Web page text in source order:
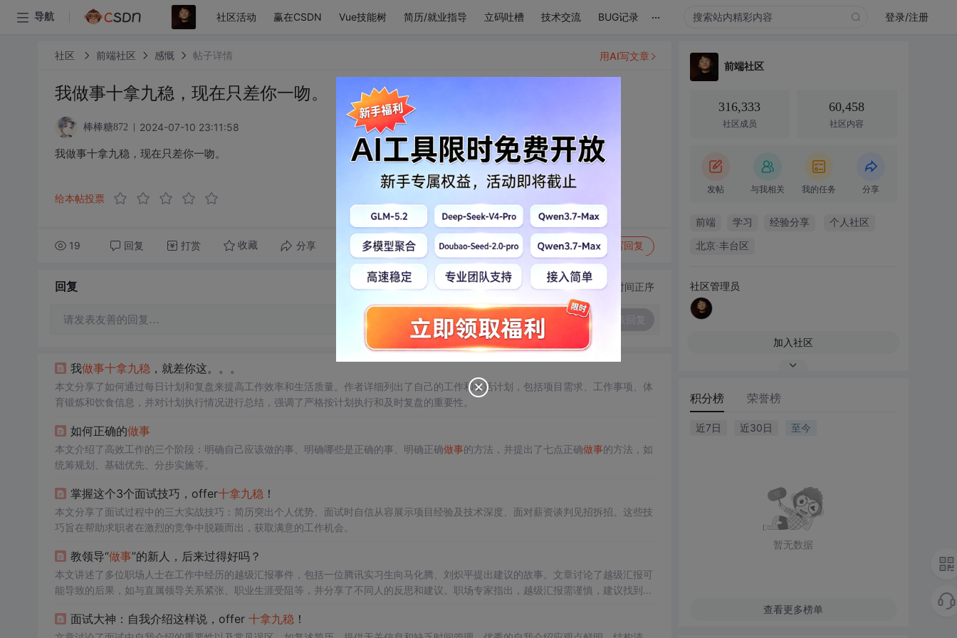
导航 社区活动 赢在CSDN Vue技能树 简历/就业指导 立码吐槽 技术交流 BUG记录 ... 登录/注册
社区 前端社区 感慨 帖子详情
我做事十拿九稳，现在只差你一吻。
棒棒糖872 2024-07-10 23:11:58
我做事十拿九稳，现在只差你一吻。
给本帖投票
19 回复 打赏 收藏 分享 转发到动态 举报 写回复
用AI写文章
回复 切换为时间正序
请发表友善的回复…
我做事十拿九稳，就差你这。。。
本文分享了如何通过每日计划和复盘来提高工作效率和生活质量。作者详细列出了自己的工作和生活计划，包括项目需求、工作事项、体
育锻炼和饮食信息，并对计划执行情况进行总结，强调了严格按计划执行和及时复盘的重要性。
如何正确的做事
本文介绍了高效工作的三个阶段：明确自己应该做的事、明确哪些是正确的事、明确正确做事的方法，并提出了七点正确做事的方法，如
统筹规划、基础优先、分步实施等。
掌握这个3个面试技巧，offer十拿九稳！
本文分享了面试过程中的三大实战技巧：简历突出个人优势、面试时自信从容展示项目经验及技术深度、面对薪资谈判见招拆招。这些技
巧旨在帮助求职者在激烈的竞争中脱颖而出，获取满意的工作机会。
教领导“做事”的新人，后来过得好吗？
本文讲述了多位职场人士在工作中经历的越级汇报事件，包括一位腾讯实习生向马化腾、刘炽平提出建议的故事。文章讨论了越级汇报可
能导致的后果，如与直属领导关系紧张、职业生涯受阻等，并分享了不同人的反思和建议。职场专家指出，越级汇报需谨慎，建议找到合
面试大神：自我介绍这样说，offer 十拿九稳！
前端社区
316,333
社区成员
60,458
社区内容
发帖 与我相关 我的任务 分享
前端 学习 经验分享 个人社区
北京·丰台区
社区管理员
加入社区
积分榜 荣誉榜
近7日 近30日 至今
暂无数据
查看更多榜单